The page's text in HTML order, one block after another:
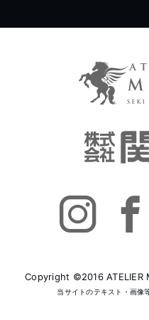
Copyright ©2016 ATELIER
当サイトのテキスト・画像